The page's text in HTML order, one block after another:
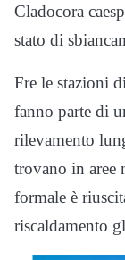
Cladocora
stato di
Fre le stazioni
fanno parte di
rilevamento
trovano in aree
formale è
riscaldamento